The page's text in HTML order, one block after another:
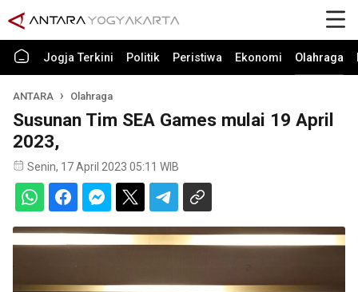
Jogja Terkini Politik Peristiwa Ekonomi Olahraga
ANTARA Olahraga
Susunan Tim SEA Games mulai 19 April
2023,
Senin, 17 April 2023 05:11 WIB